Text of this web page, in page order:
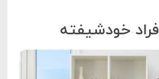
خودشیفته